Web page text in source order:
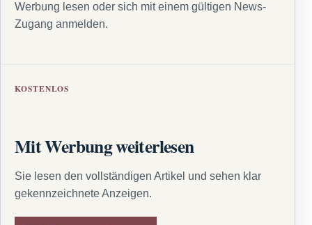
Werbung lesen oder sich mit einem gültigen News-
Zugang anmelden.
KOSTENLOS
Mit Werbung weiterlesen
Sie lesen den vollständigen Artikel und sehen klar
gekennzeichnete Anzeigen.